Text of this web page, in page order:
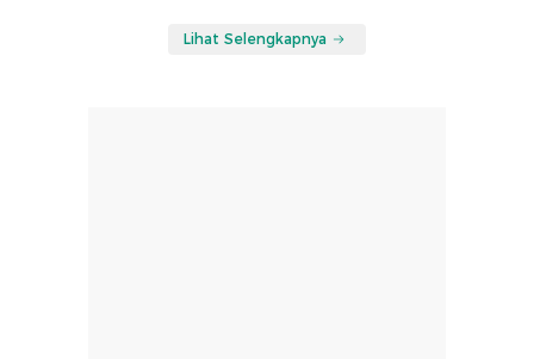
Lihat Selengkapnya